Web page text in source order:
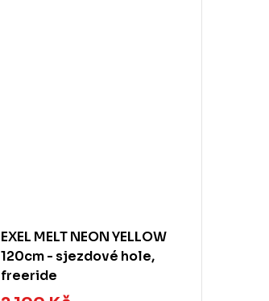
EXEL MELT NEON YELLOW
120cm - sjezdové hole,
freeride